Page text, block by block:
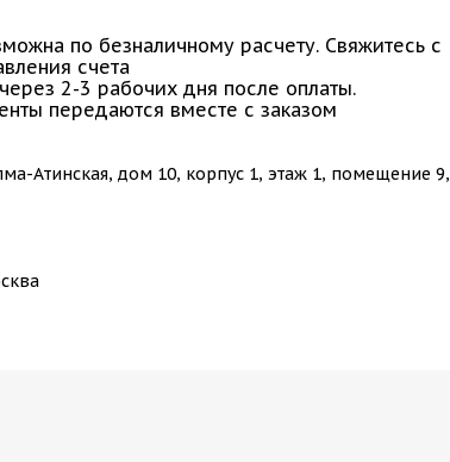
по безналичному расчету. Свяжитесь с
счета
2-3 рабочих дня после оплаты.
передаются вместе с заказом
Атинская, дом 10, корпус 1, этаж 1, помещение 9,